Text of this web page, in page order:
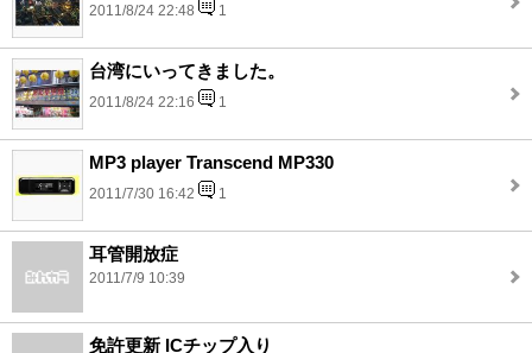
2011/8/24 22:48 1
台湾にいってきました。
2011/8/24 22:16 1
MP3 player Transcend MP330
2011/7/30 16:42 1
耳管開放症
2011/7/9 10:39
免許更新 ICチップ入り